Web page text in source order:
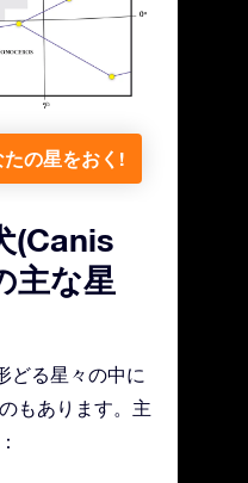
の星をおく!
(Canis
主な星
どる星々の中に
もあります。主